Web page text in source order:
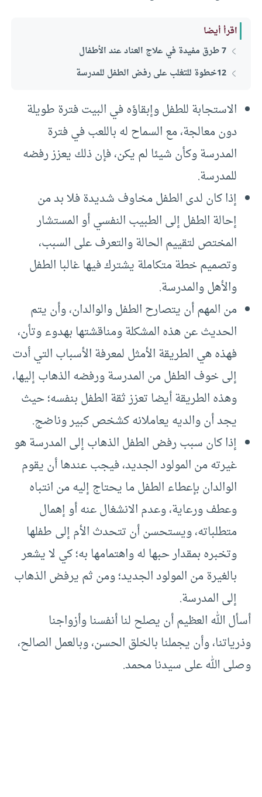
اقرأ أيضا
7 طرق مفيدة في علاج العناد عند الأطفال
12خطوة للتغلب على رفض الطفل للمدرسة
الاستجابة للطفل وإبقاؤه في البيت فترة طويلة
دون معالجة، مع السماح له باللعب في فترة
المدرسة وكأن شيئا لم يكن، فإن ذلك يعزز رفضه
للمدرسة.
إذا كان لدى الطفل مخاوف شديدة فلا بد من
إحالة الطفل إلى الطبيب النفسي أو المستشار
المختص لتقييم الحالة والتعرف على السبب،
وتصميم خطة متكاملة يشترك فيها غالبا الطفل
والأهل والمدرسة.
من المهم أن يتصارح الطفل والوالدان، وأن يتم
الحديث عن هذه المشكلة ومناقشتها بهدوء وتأن،
فهذه هي الطريقة الأمثل لمعرفة الأسباب التي أدت
إلى خوف الطفل من المدرسة ورفضه الذهاب إليها،
وهذه الطريقة أيضا تعزز ثقة الطفل بنفسه؛ حيث
يجد أن والديه يعاملانه كشخص كبير وناضج.
إذا كان سبب رفض الطفل الذهاب إلى المدرسة هو
غيرته من المولود الجديد، فيجب عندها أن يقوم
الوالدان بإعطاء الطفل ما يحتاج إليه من انتباه
وعطف ورعاية، وعدم الانشغال عنه أو إهمال
متطلباته، ويستحسن أن تتحدث الأم إلى طفلها
وتخبره بمقدار حبها له واهتمامها به؛ كي لا يشعر
بالغيرة من المولود الجديد؛ ومن ثم يرفض الذهاب
إلى المدرسة.
أسأل الله العظيم أن يصلح لنا أنفسنا وأزواجنا
وذرياتنا، وأن يجملنا بالخلق الحسن، وبالعمل الصالح،
وصلى الله على سيدنا محمد.